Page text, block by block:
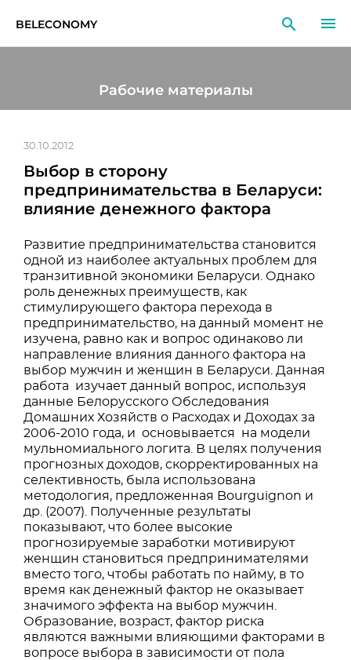
BELECONOMY
ИССЛЕДОВАНИЯ
ОБРАЗОВАНИЕ
Рабочие материалы
30.10.2012
Выбор в сторону
предпринимательства в Беларуси:
влияние денежного фактора
Развитие предпринимательства становится
одной из наиболее актуальных проблем для
транзитивной экономики Беларуси. Однако
роль денежных преимуществ, как
стимулирующего фактора перехода в
предпринимательство, на данный момент не
изучена, равно как и вопрос одинаково ли
направление влияния данного фактора на
выбор мужчин и женщин в Беларуси. Данная
работа изучает данный вопрос, используя
данные Белорусского Обследования
Домашних Хозяйств о Расходах и Доходах за
2006-2010 года, и основывается на модели
мульномиального логита. В целях получения
прогнозных доходов, скорректированных на
селективность, была использована
методология, предложенная Bourguignon и
др. (2007). Полученные результаты
показывают, что более высокие
прогнозируемые заработки мотивируют
женщин становиться предпринимателями
вместо того, чтобы работать по найму, в то
время как денежный фактор не оказывает
значимого эффекта на выбор мужчин.
Образование, возраст, фактор риска
являются важными влияющими факторами в
вопросе выбора в зависимости от пола